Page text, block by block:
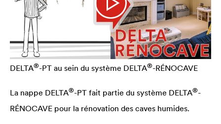
DELTA®-PT au sein du système DELTA®-RÉNOCAVE
La nappe DELTA®-PT fait partie du système DELTA®-
RÉNOCAVE pour la rénovation des caves humides.